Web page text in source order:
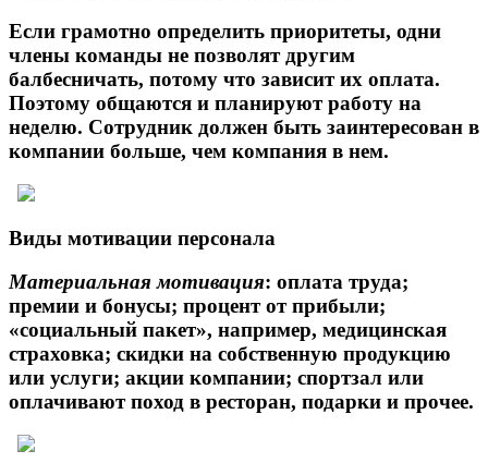
Если грамотно определить приоритеты, одни
члены команды не позволят другим
балбесничать, потому что зависит их оплата.
Поэтому общаются и планируют работу на
неделю. Сотрудник должен быть заинтересован в
компании больше, чем компания в нем.
Виды мотивации персонала
Материальная мотивация: оплата труда;
премии и бонусы; процент от прибыли;
«социальный пакет», например, медицинская
страховка; скидки на собственную продукцию
или услуги; акции компании; спортзал или
оплачивают поход в ресторан, подарки и прочее.